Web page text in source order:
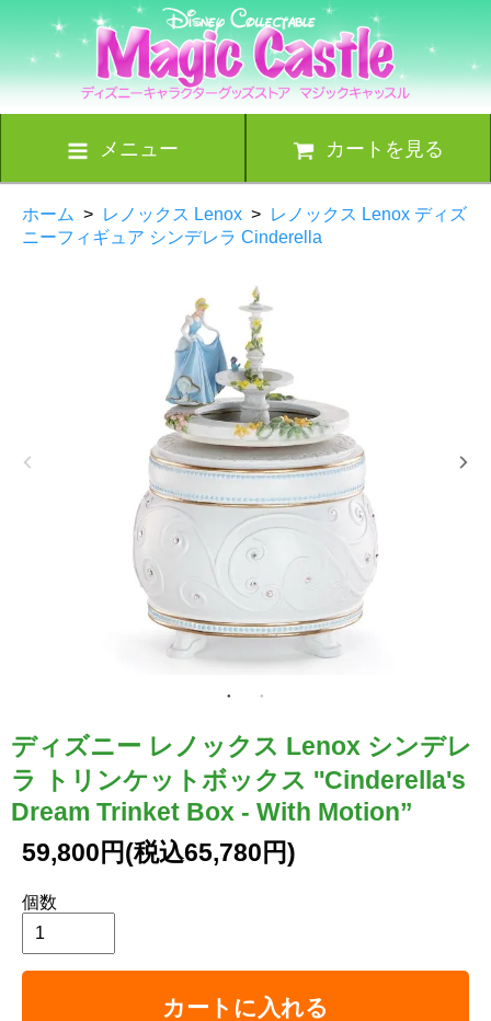
メニュー カートを見る
ホーム > レノックス Lenox > レノックス Lenox ディズ
ニーフィギュア シンデレラ Cinderella
ディズニー レノックス Lenox シンデレ
ラ トリンケットボックス ''Cinderella's
Dream Trinket Box - With Motion”
59,800円(税込65,780円)
個数
カートに入れる